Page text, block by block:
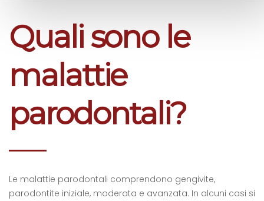
Quali sono le
malattie
parodontali?
Le malattie parodontali comprendono gengivite,
parodontite iniziale, moderata e avanzata. In alcuni casi si